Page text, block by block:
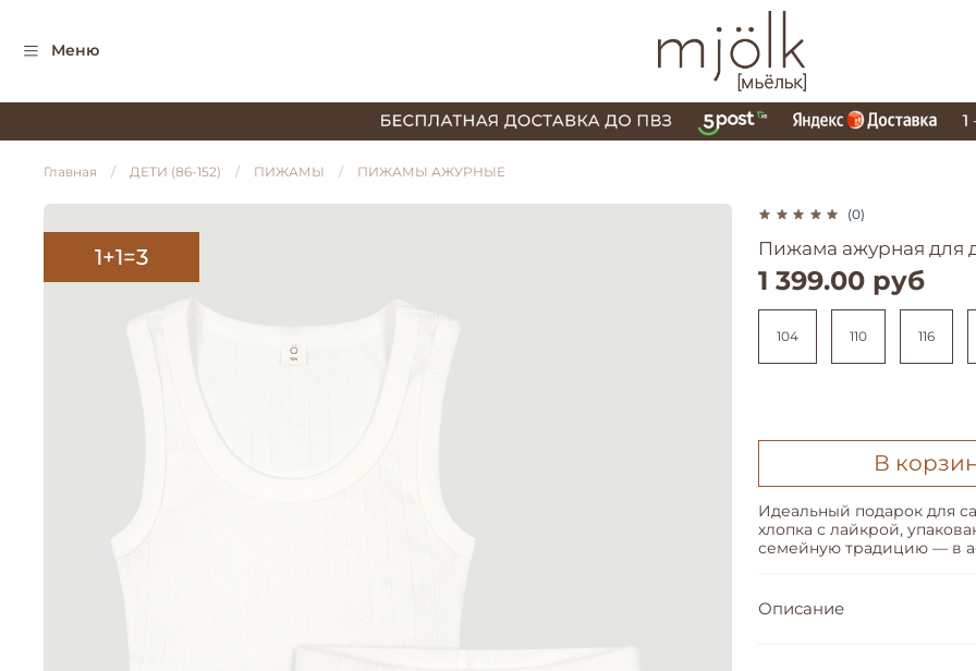
Меню
Главная ДЕТИ (86-152) ПИЖАМЫ ПИЖАМЫ АЖУРНЫЕ
1+1=3
(0)
Пижама ажурная для
1 399.00 руб
В
104 110 116
Идеальный подарок для
хлопка с лайкрой,
семейную традицию — в
Описание